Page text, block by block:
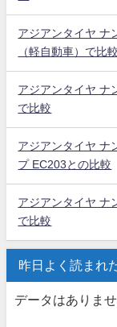
アジアンタイヤ ナ
（軽自動車）で比較
アジアンタイヤ ナ
で比較
アジアンタイヤ ナ
プ EC203との比較
アジアンタイヤ ナ
で比較
昨日よく読まれ
データはありませ